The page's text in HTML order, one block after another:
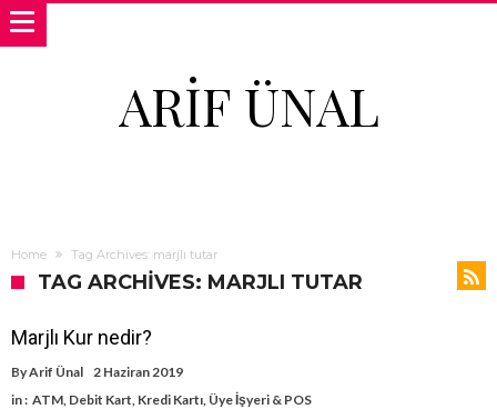
ARIF ÜNAL
Home Tag Archives: marjlı tutar
TAG ARCHIVES: MARJLI TUTAR
Marjlı Kur nedir?
ByArif Ünal 2 Haziran 2019
in : ATM, Debit Kart, Kredi Kartı, Üye İşyeri & POS